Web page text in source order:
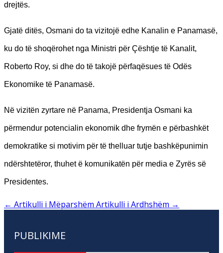
drejtës.
Gjatë ditës, Osmani do ta vizitojë edhe Kanalin e Panamasë,
ku do të shoqërohet nga Ministri për Çështje të Kanalit,
Roberto Roy, si dhe do të takojë përfaqësues të Odës
Ekonomike të Panamasë.
Në vizitën zyrtare në Panama, Presidentja Osmani ka
përmendur potencialin ekonomik dhe frymën e përbashkët
demokratike si motivim për të thelluar tutje bashkëpunimin
ndërshtetëror, thuhet ë komunikatën për media e Zyrës së
Presidentes.
← Artikulli i Mëparshëm Artikulli i Ardhshëm →
PUBLIKIME